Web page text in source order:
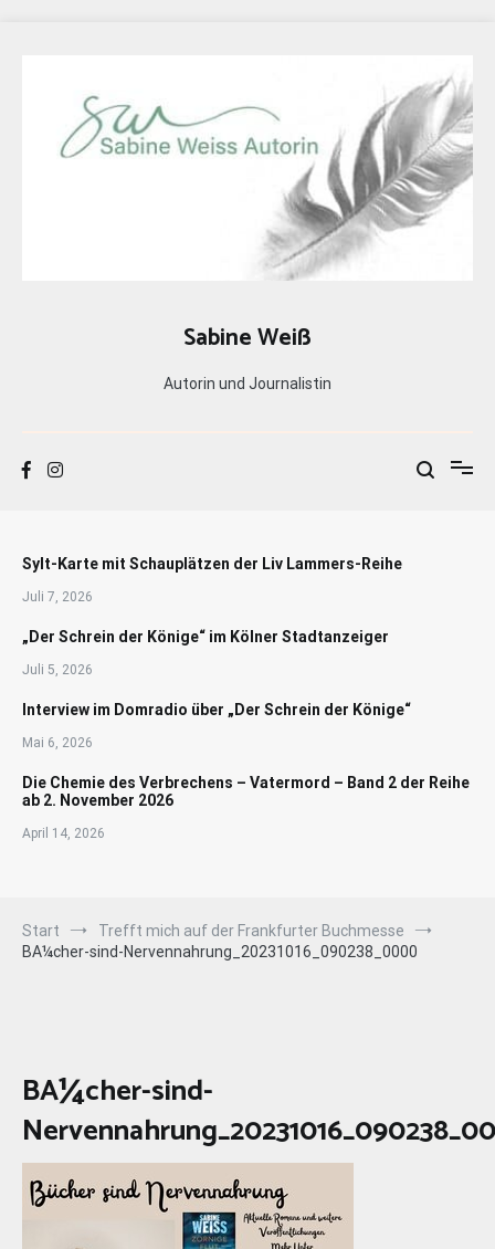
Sabine Weiß
Autorin und Journalistin
Sylt-Karte mit Schauplätzen der Liv Lammers-Reihe
Juli 7, 2026
„Der Schrein der Könige“ im Kölner Stadtanzeiger
Juli 5, 2026
Interview im Domradio über „Der Schrein der Könige“
Mai 6, 2026
Die Chemie des Verbrechens – Vatermord – Band 2 der Reihe
ab 2. November 2026
April 14, 2026
Start
Trefft mich auf der Frankfurter Buchmesse
BA¼cher-sind-Nervennahrung_20231016_090238_0000
BA¼cher-sind-